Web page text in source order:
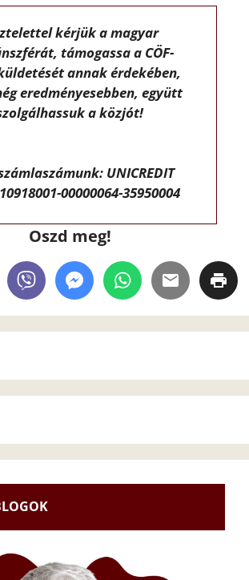
kérjük a magyar
támogassa a CÖF-
annak érdekében,
eredményesebben, együtt
a közjót!
UNICREDIT
00000064-35950004
Oszd meg!